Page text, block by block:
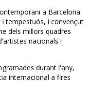
a Barcelona
i tempestuós, i convençut
dels millors quadres
nacionals i
durant l'any,
internacional a fires